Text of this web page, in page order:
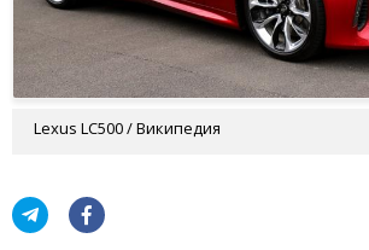
Lexus LC500 / Википедия